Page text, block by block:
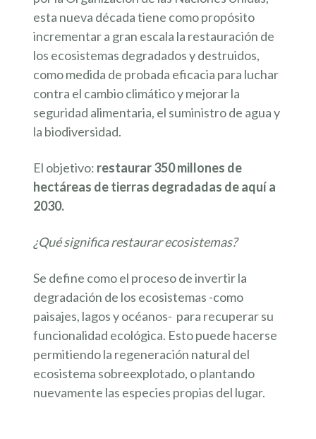
esta nueva década tiene como propósito
incrementar a gran escala la restauración de
los ecosistemas degradados y destruidos,
como medida de probada eficacia para luchar
contra el cambio climático y mejorar la
seguridad alimentaria, el suministro de agua y
la biodiversidad.
El objetivo: restaurar 350 millones de
hectáreas de tierras degradadas de aquí a
2030.
¿Qué significa restaurar ecosistemas?
Se define como el proceso de invertir la
degradación de los ecosistemas -como
paisajes, lagos y océanos- para recuperar su
funcionalidad ecológica. Esto puede hacerse
permitiendo la regeneración natural del
ecosistema sobreexplotado, o plantando
nuevamente las especies propias del lugar.